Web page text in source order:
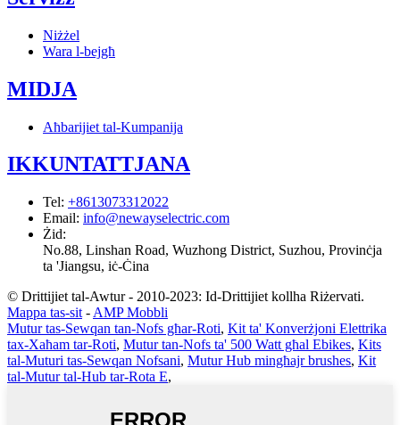
Niżżel
Wara l-bejgħ
MIDJA
Aħbarijiet tal-Kumpanija
IKKUNTATTJANA
Tel: +8613073312022
Email: info@newayselectric.com
Żid:
No.88, Linshan Road, Wuzhong District, Suzhou, Provinċja
ta 'Jiangsu, iċ-Ċina
© Drittijiet tal-Awtur - 2010-2023: Id-Drittijiet kollha Riżervati.
Mappa tas-sit - AMP Mobbli
Mutur tas-Sewqan tan-Nofs għar-Roti, Kit ta' Konverżjoni Elettrika
tax-Xaħam tar-Roti, Mutur tan-Nofs ta' 500 Watt għal Ebikes, Kits
tal-Muturi tas-Sewqan Nofsani, Mutur Hub mingħajr brushes, Kit
tal-Mutur tal-Hub tar-Rota E,